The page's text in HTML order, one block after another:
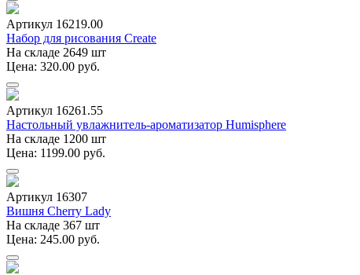
Артикул 16219.00
Набор для рисования Create
На складе 2649 шт
Цена: 320.00 руб.
Артикул 16261.55
Настольный увлажнитель-ароматизатор Humisphere
На складе 1200 шт
Цена: 1199.00 руб.
Артикул 16307
Вишня Cherry Lady
На складе 367 шт
Цена: 245.00 руб.